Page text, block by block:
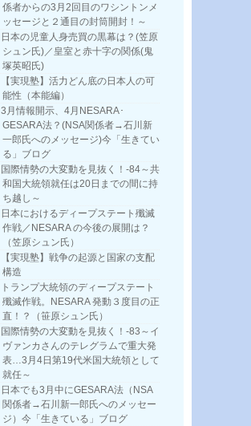
係者からの3月2回目のワシントンメ
ッセージと２通目の封筒開封！～
日本の児童人身売買の黒幕は？(笠原
シュン氏)／皇室と赤十字の関係(鬼
塚英昭氏)
【実現塾】活力どん底の日本人の可
能性（本能編）
3月情報開示、4月NESARA･
GESARA法？(NSA関係者→石川新
一郎氏へのメッセージ)今「生きてい
る」ブログ
国際情勢の大変動を見抜く！-84～共
和国大統領就任は20日までの間に持
ち越し～
日本におけるディープステート殲滅
作戦／NESARA の今後の展開は？
（笠原シュン氏）
【実現塾】戦争の起源と国家の支配
構造
トランプ大統領のディープステート
殲滅作戦。NESARA 発動３度目の正
直！？（笹原シュン氏）
国際情勢の大変動を見抜く！-83～イ
ヴァンカさんのテレグラムで重大発
表…3月4日第19代米国大統領として
就任～
日本でも3月中にGESARA法（NSA
関係者→石川新一郎氏へのメッセー
ジ）今「生きている」ブログ